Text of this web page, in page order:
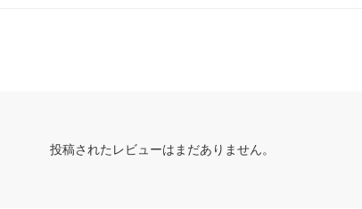
投稿されたレビューはまだありません。